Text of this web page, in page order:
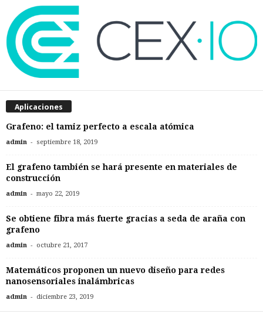
Aplicaciones
Grafeno: el tamiz perfecto a escala atómica
admin - septiembre 18, 2019
El grafeno también se hará presente en materiales de
construcción
admin - mayo 22, 2019
Se obtiene fibra más fuerte gracias a seda de araña con
grafeno
admin - octubre 21, 2017
Matemáticos proponen un nuevo diseño para redes
nanosensoriales inalámbricas
admin - diciembre 23, 2019